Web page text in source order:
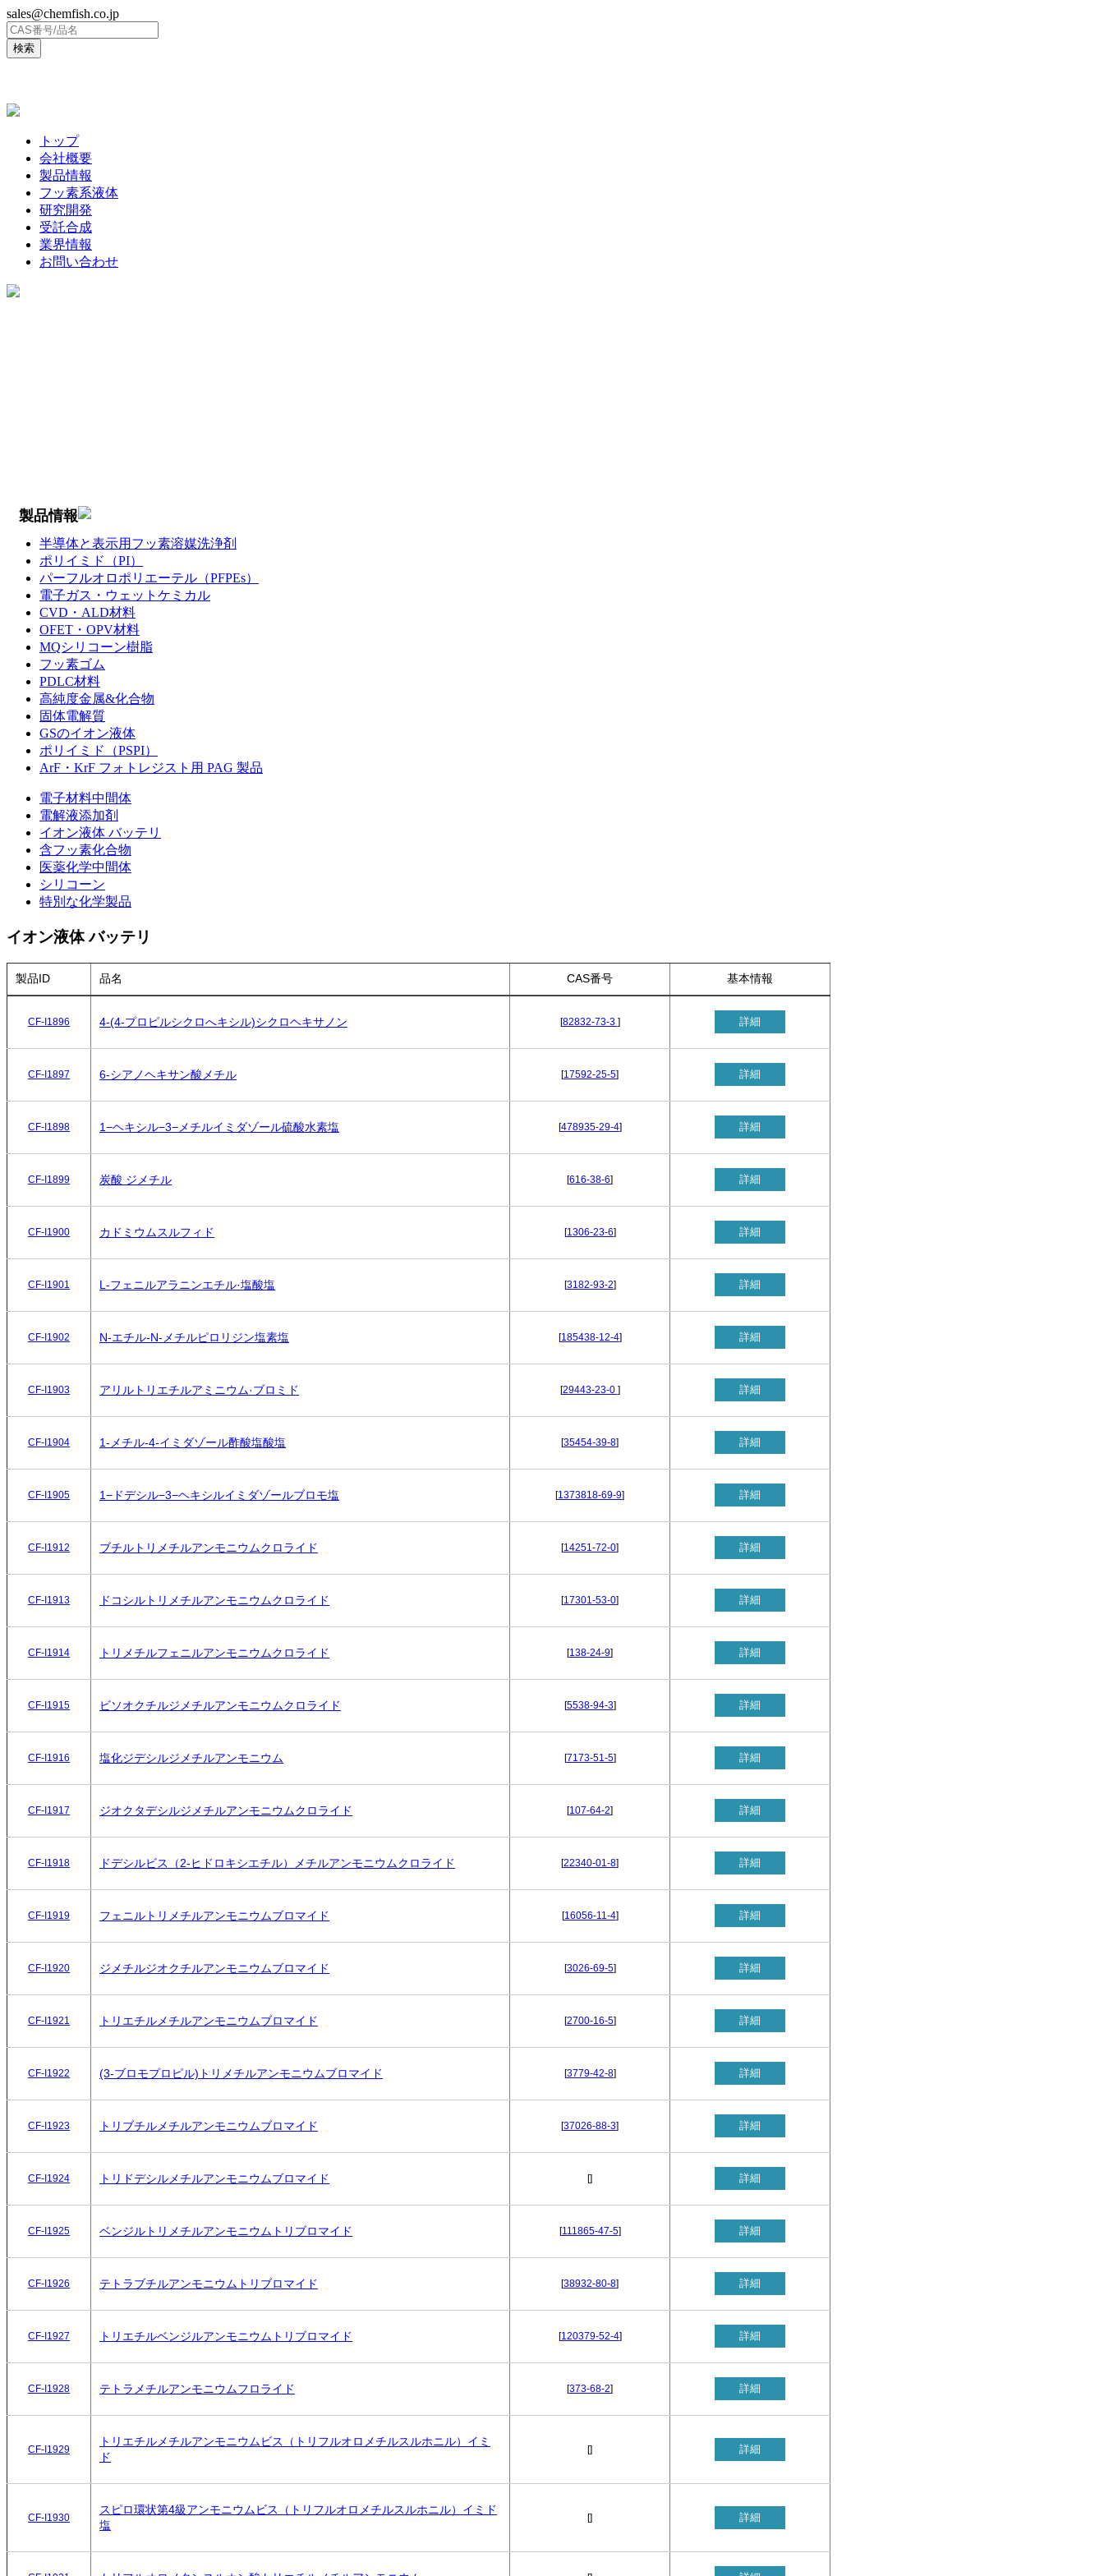
sales@chemfish.co.jp
トップ
会社概要
製品情報
フッ素系液体
研究開発
受託合成
業界情報
お問い合わせ
製品情報
半導体と表示用フッ素溶媒洗浄剤
ポリイミド（PI）
パーフルオロポリエーテル（PFPEs）
電子ガス・ウェットケミカル
CVD・ALD材料
OFET・OPV材料
MQシリコーン樹脂
フッ素ゴム
PDLC材料
高純度金属&化合物
固体電解質
GSのイオン液体
ポリイミド（PSPI）
ArF・KrF フォトレジスト用 PAG 製品
電子材料中間体
電解液添加剤
イオン液体 バッテリ
含フッ素化合物
医薬化学中間体
シリコーン
特別な化学製品
イオン液体 バッテリ
製品ID 品名 CAS番号 基本情報
CF-I1896 4-(4-プロピルシクロへキシル)シクロヘキサノン [82832-73-3 ] 詳細
CF-I1897 6-シアノヘキサン酸メチル [17592-25-5] 詳細
CF-I1898 1−ヘキシル−3−メチルイミダゾール硫酸水素塩 [478935-29-4] 詳細
CF-I1899 炭酸 ジメチル [616-38-6] 詳細
CF-I1900 カドミウムスルフィド [1306-23-6] 詳細
CF-I1901 L-フェニルアラニンエチル·塩酸塩 [3182-93-2] 詳細
CF-I1902 N-エチル-N-メチルピロリジン塩素塩 [185438-12-4] 詳細
CF-I1903 アリルトリエチルアミニウム·ブロミド [29443-23-0 ] 詳細
CF-I1904 1-メチル-4-イミダゾール酢酸塩酸塩 [35454-39-8] 詳細
CF-I1905 1−ドデシル−3−ヘキシルイミダゾールブロモ塩 [1373818-69-9] 詳細
CF-I1912 ブチルトリメチルアンモニウムクロライド [14251-72-0] 詳細
CF-I1913 ドコシルトリメチルアンモニウムクロライド [17301-53-0] 詳細
CF-I1914 トリメチルフェニルアンモニウムクロライド [138-24-9] 詳細
CF-I1915 ビソオクチルジメチルアンモニウムクロライド [5538-94-3] 詳細
CF-I1916 塩化ジデシルジメチルアンモニウム [7173-51-5] 詳細
CF-I1917 ジオクタデシルジメチルアンモニウムクロライド [107-64-2] 詳細
CF-I1918 ドデシルビス（2-ヒドロキシエチル）メチルアンモニウムクロライド [22340-01-8] 詳細
CF-I1919 フェニルトリメチルアンモニウムブロマイド [16056-11-4] 詳細
CF-I1920 ジメチルジオクチルアンモニウムブロマイド [3026-69-5] 詳細
CF-I1921 トリエチルメチルアンモニウムブロマイド [2700-16-5] 詳細
CF-I1922 (3-ブロモプロピル)トリメチルアンモニウムブロマイド [3779-42-8] 詳細
CF-I1923 トリブチルメチルアンモニウムブロマイド [37026-88-3] 詳細
CF-I1924 トリドデシルメチルアンモニウムブロマイド [] 詳細
CF-I1925 ベンジルトリメチルアンモニウムトリブロマイド [111865-47-5] 詳細
CF-I1926 テトラブチルアンモニウムトリブロマイド [38932-80-8] 詳細
CF-I1927 トリエチルベンジルアンモニウムトリブロマイド [120379-52-4] 詳細
CF-I1928 テトラメチルアンモニウムフロライド [373-68-2] 詳細
CF-I1929
トリエチルメチルアンモニウムビス（トリフルオロメチルスルホニル）イミ
ド
[] 詳細
CF-I1930
スピロ環状第4級アンモニウムビス（トリフルオロメチルスルホニル）イミド
塩
[] 詳細